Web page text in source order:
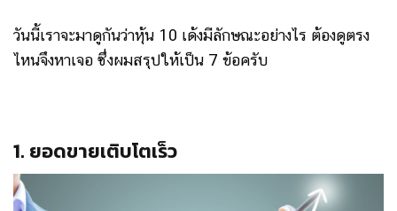
วันนี้เราจะมาดูกันว่าหุ้น 10 เด้งมีลักษณะอย่างไร ต้องดูตรง
ไหนจึงหาเจอ ซึ่งผมสรุปให้เป็น 7 ข้อครับ
1. ยอดขายเติบโตเร็ว